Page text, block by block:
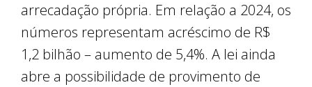
arrecadação própria. Em relação a 2024, os
números representam acréscimo de R$
1,2 bilhão – aumento de 5,4%. A lei ainda
abre a possibilidade de provimento de